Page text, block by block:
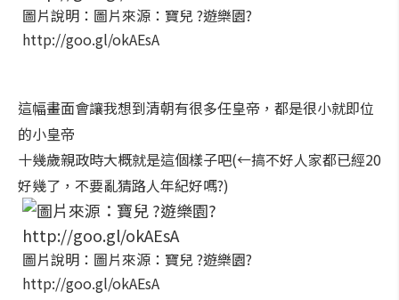
圖片說明：圖片來源：寶兒 ?遊樂園?
http://goo.gl/okAEsA
這幅畫面會讓我想到清朝有很多任皇帝，都是很小就即位
的小皇帝
十幾歲親政時大概就是這個樣子吧(←搞不好人家都已經20
好幾了，不要亂猜路人年紀好嗎?)
圖片說明：圖片來源：寶兒 ?遊樂園?
http://goo.gl/okAEsA